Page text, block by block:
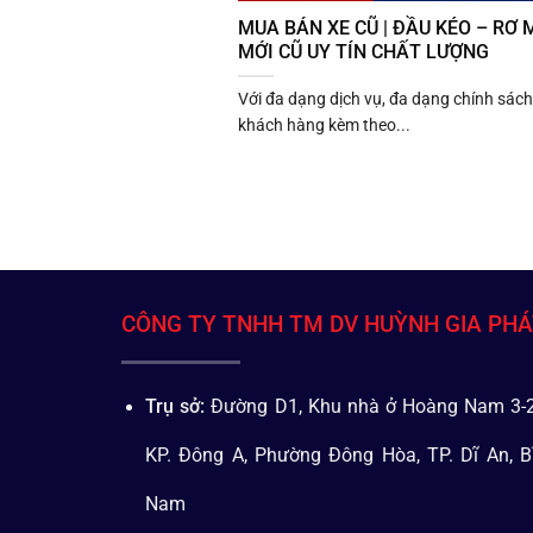
MUA BÁN XE CŨ | ĐẦU KÉO – RƠ
MỚI CŨ UY TÍN CHẤT LƯỢNG
Với đa dạng dịch vụ, đa dạng chính
khách hàng kèm theo...
CÔNG TY TNHH TM DV HUỲNH GIA
Trụ sở: Đường D1, Khu nhà ở Hoàng Nam 3-
KP. Đông A, Phường Đông Hòa, TP. Dĩ An,
Nam